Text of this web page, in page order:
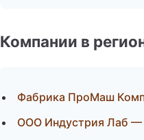
Компании в
Фабрика ПроМаш
ООО Индустрия Лаб